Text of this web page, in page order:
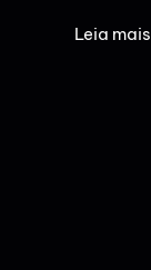
Leia mais